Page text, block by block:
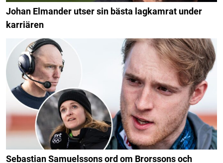
Johan Elmander utser sin bästa lagkamrat under
karriären
Sebastian Samuelssons ord om Brorssons och